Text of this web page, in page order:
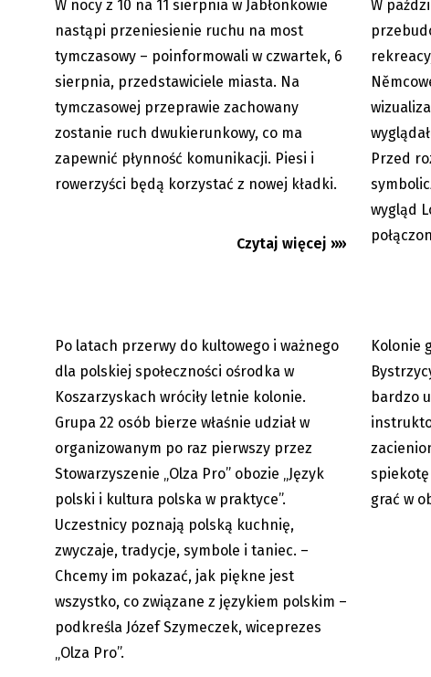
06.08.2026
W nocy z 10 na 11 sierpnia w Jabłonkowie
nastąpi przeniesienie ruchu na most
tymczasowy – poinformowali w czwartek, 6
sierpnia, przedstawiciele miasta. Na
tymczasowej przeprawie zachowany
zostanie ruch dwukierunkowy, co ma
zapewnić płynność komunikacji. Piesi i
rowerzyści będą korzystać z nowej kładki.
Czytaj więcej »»
W
Przed
wygląd
05.08.2026
Koszarzyska: Język polski na
Po latach przerwy do kultowego i ważnego
dla polskiej społeczności ośrodka w
Koszarzyskach wróciły letnie kolonie.
Grupa 22 osób bierze właśnie udział w
organizowanym po raz pierwszy przez
Stowarzyszenie „Olza Pro” obozie „Język
polski i kultura polska w praktyce”.
Uczestnicy poznają polską kuchnię,
zwyczaje, tradycje, symbole i taniec. –
Chcemy im pokazać, jak piękne jest
wszystko, co związane z językiem polskim –
podkreśla Józef Szymeczek, wiceprezes
„Olza Pro”.
Gorąco
Kolonie
bardzo
grać w
Cierlickie Lato Filmowe 2026.
Cztery dni dobrego kina z Polski,...